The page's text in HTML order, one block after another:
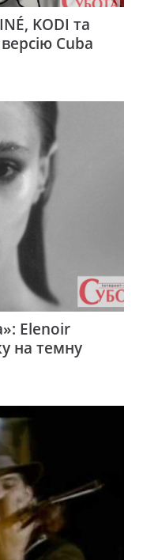
KODI та
Cuba
Elenoir
на темну